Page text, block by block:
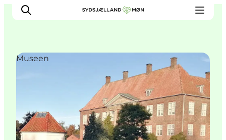
Städte und Orte
Events
Essen
Museen